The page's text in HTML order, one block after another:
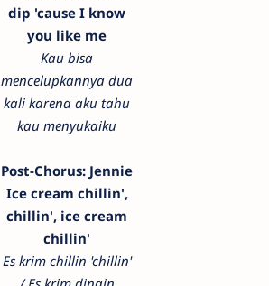
dip 'cause I know
you like me
Kau bisa
mencelupkannya dua
kali karena aku tahu
kau menyukaiku
Post-Chorus: Jennie
Ice cream chillin',
chillin', ice cream
chillin'
Es krim chillin 'chillin'